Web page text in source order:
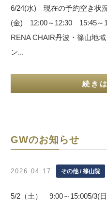
6/24(水) 現在の予約空き状
(金) 12:00～12:30 15:45～
RENA CHAIR丹波・篠山地
ン...
続き
GWのお知らせ
2026.04.17 その他 / 篠山院
5/2（土） 9:00～15:005/3(